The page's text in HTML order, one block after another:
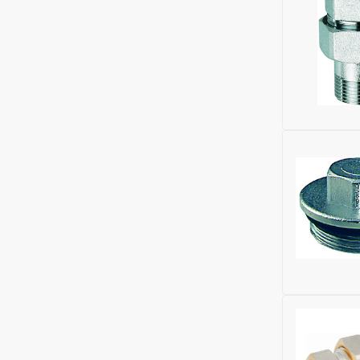
Материал:
Ширина
Материал:
Ширина